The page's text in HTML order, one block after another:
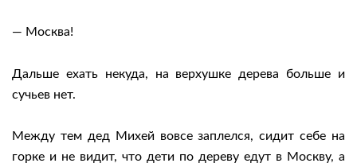
— Москва!
Дальше ехать некуда, на верхушке дерева больше и
сучьев нет.
Между тем дед Михей вовсе заплелся, сидит себе на
горке и не видит, что дети по дереву едут в Москву, а